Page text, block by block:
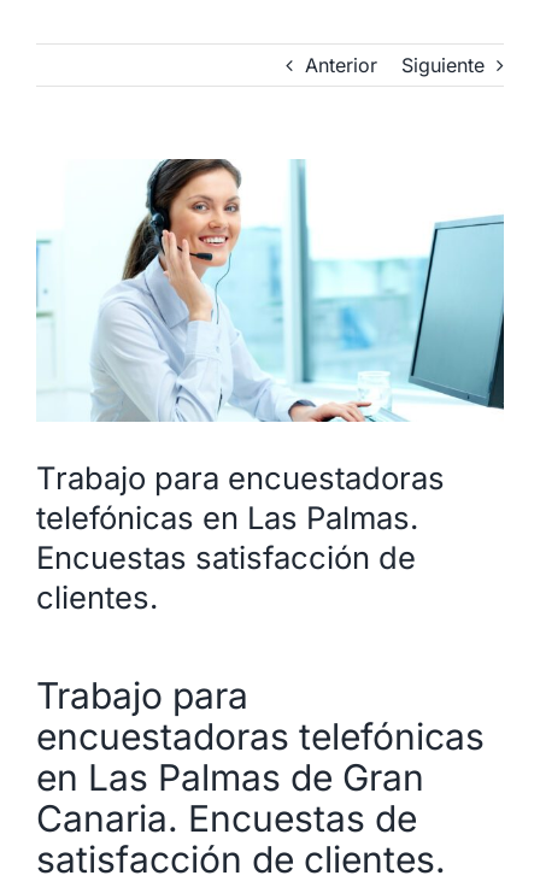
Anterior Siguiente
más
Trabajo para encuestadoras
telefónicas en Las Palmas.
Encuestas satisfacción de
clientes.
Trabajo para
encuestadoras telefónicas
en Las Palmas de Gran
Canaria. Encuestas de
satisfacción de clientes.